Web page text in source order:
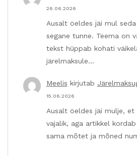
26.06.2026
Ausalt öeldes jäi mul
segane tunne. Teema on
tekst hüppab kohati
järelmaksule…
Meelis kirjutab
15.06.2026
Ausalt öeldes jäi mulje,
vajalik, aga artikkel
sama mõtet ja mõned